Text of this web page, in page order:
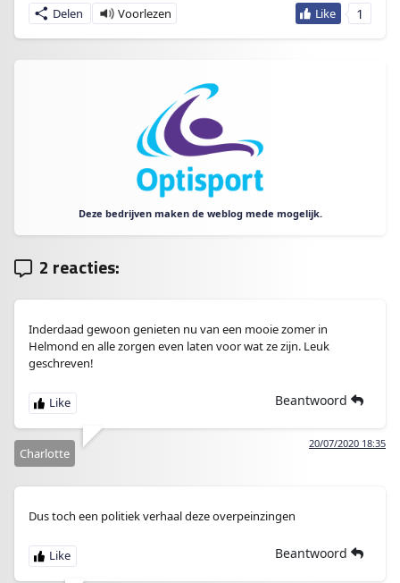
1
Delen
Deze bedrijven maken de weblog mede mogelijk.
2 reacties:
Inderdaad gewoon genieten nu van een mooie zomer in
Helmond en alle zorgen even laten voor wat ze zijn. Leuk
geschreven!
Beantwoord
20/07/2020 18:35
Charlotte
Dus toch een politiek verhaal deze overpeinzingen
Beantwoord